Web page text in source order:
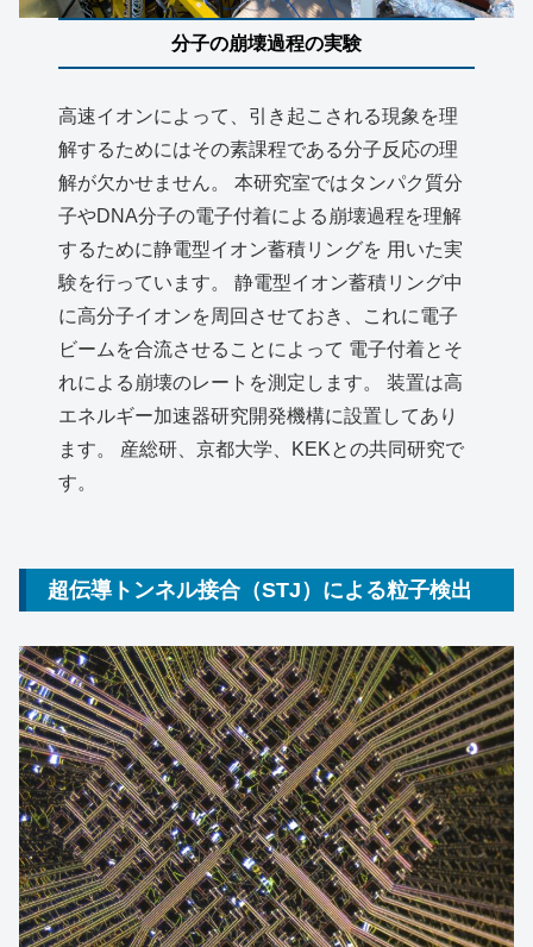
分子の崩壊過程の実験
高速イオンによって、引き起こされる現象を理
解するためにはその素課程である分子反応の理
解が欠かせません。 本研究室ではタンパク質分
子やDNA分子の電子付着による崩壊過程を理解
するために静電型イオン蓄積リングを 用いた実
験を行っています。 静電型イオン蓄積リング中
に高分子イオンを周回させておき、これに電子
ビームを合流させることによって 電子付着とそ
れによる崩壊のレートを測定します。 装置は高
エネルギー加速器研究開発機構に設置してあり
ます。 産総研、京都大学、KEKとの共同研究で
す。
超伝導トンネル接合（STJ）による粒子検出